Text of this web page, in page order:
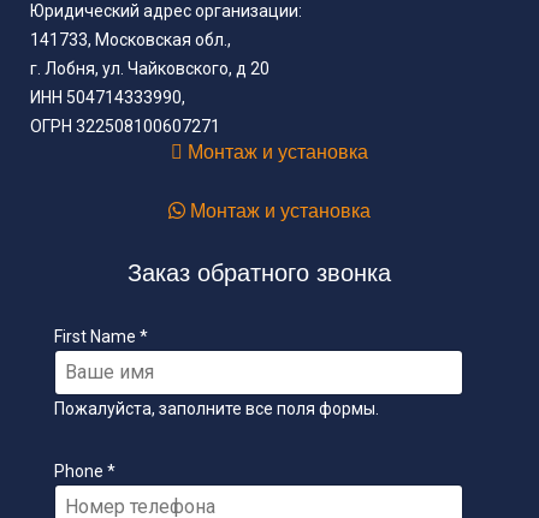
Юридический адрес организации:
141733, Московская обл.,
г. Лобня, ул. Чайковского, д 20
ИНН 504714333990,
ОГРН 322508100607271
Монтаж и установка
Монтаж и установка
Заказ обратного звонка
First Name *
Пожалуйста, заполните все поля формы.
Phone *